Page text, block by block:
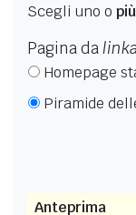
Scegli uno o
Pagina da
Homepage
Piramide
Anteprima